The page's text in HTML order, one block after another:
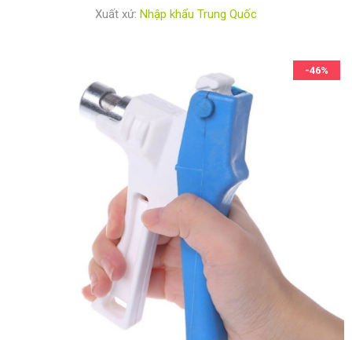
Xuất xứ: Nhập khẩu Trung Quốc
-46%